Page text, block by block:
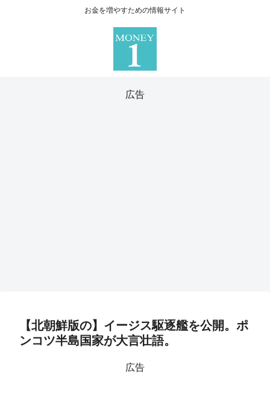
お金を増やすための情報サイト
広告
【北朝鮮版の】イージス駆逐艦を公開。ポ
ンコツ半島国家が大言壮語。
広告